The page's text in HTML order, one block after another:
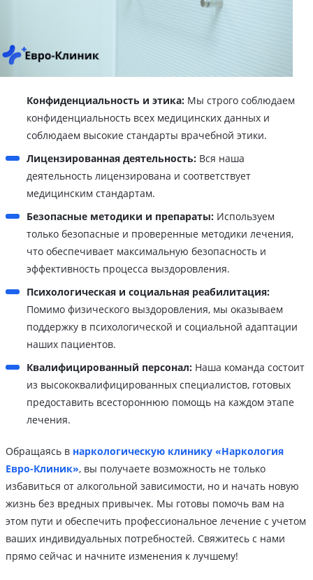
Конфиденциальность и этика: Мы строго соблюдаем
конфиденциальность всех медицинских данных и
соблюдаем высокие стандарты врачебной этики.
Лицензированная деятельность: Вся наша
деятельность лицензирована и соответствует
медицинским стандартам.
Безопасные методики и препараты: Используем
только безопасные и проверенные методики лечения,
что обеспечивает максимальную безопасность и
эффективность процесса выздоровления.
Психологическая и социальная реабилитация:
Помимо физического выздоровления, мы оказываем
поддержку в психологической и социальной адаптации
наших пациентов.
Квалифицированный персонал: Наша команда состоит
из высококвалифицированных специалистов, готовых
предоставить всестороннюю помощь на каждом этапе
лечения.
Обращаясь в наркологическую клинику «Наркология
Евро-Клиник», вы получаете возможность не только
избавиться от алкогольной зависимости, но и начать новую
жизнь без вредных привычек. Мы готовы помочь вам на
этом пути и обеспечить профессиональное лечение с учетом
ваших индивидуальных потребностей. Свяжитесь с нами
прямо сейчас и начните изменения к лучшему!